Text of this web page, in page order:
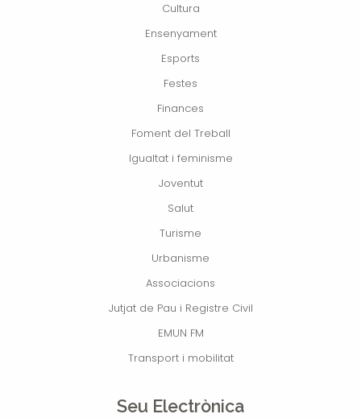
Cultura
Ensenyament
Esports
Festes
Finances
Foment del Treball
Igualtat i feminisme
Joventut
Salut
Turisme
Urbanisme
Associacions
Jutjat de Pau i Registre Civil
EMUN FM
Transport i mobilitat
Seu Electrònica